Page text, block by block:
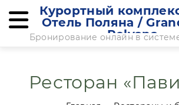
Курортный
Отель Поляна /
Polyana
Бронирование онлайн в
Ресторан